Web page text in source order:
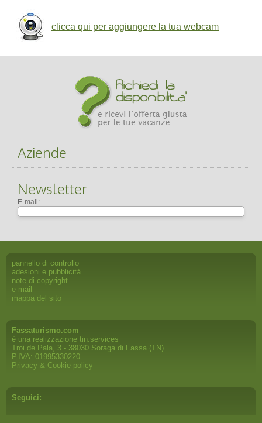
clicca qui per aggiungere la tua webcam
Aziende
Newsletter
E-mail:
pannello di controllo
adesioni e pubblicità
note di copyright
e-mail
mappa del sito
Fassaturismo.com
è una realizzazione tin.services
Troi de Pala, 3 - 38030 Soraga di Fassa (TN)
P.IVA: 01995330220
Privacy & Cookie policy
Seguici: